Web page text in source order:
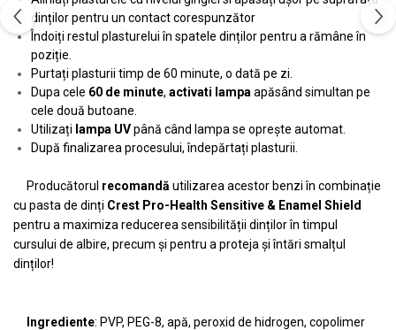
dinților pentru un contact corespunzător
Îndoiți restul plasturelui în spatele dinților pentru a rămâne în
poziție.
Purtați plasturii timp de 60 minute, o dată pe zi.
Dupa cele 60 de minute, activati lampa apăsând simultan pe
cele două butoane.
Utilizați lampa UVpână când lampa se oprește automat.
După finalizarea procesului, îndepărtați plasturii.
Producătorul recomandă utilizarea acestor benzi în combinație
cu pasta de dinți Crest Pro-Health Sensitive & Enamel Shield
pentru a maximiza reducerea sensibilității dinților în timpul
cursului de albire, precum și pentru a proteja și întări smalțul
dinților!
Ingrediente: PVP, PEG-8, apă, peroxid de hidrogen, copolimer